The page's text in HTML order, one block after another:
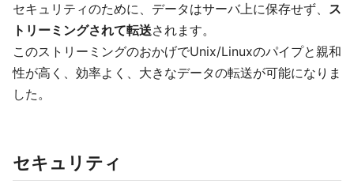
セキュリティのために、データはサーバ上に保存せず、 ス
トリーミングされて転送されます。
このストリーミングのおかげでUnix/Linuxのパイプと親和
性が高く、効率よく、大きなデータの転送が可能になりま
した。
セキュリティ